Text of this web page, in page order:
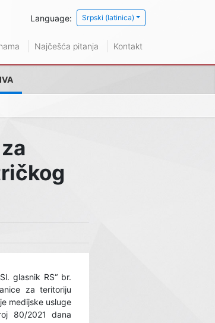
Language: Srpski (latinica)
Najčešća pitanja Kontakt
glasnik RS“ br.
za teritoriju
medijske usluge
80/2021 dana